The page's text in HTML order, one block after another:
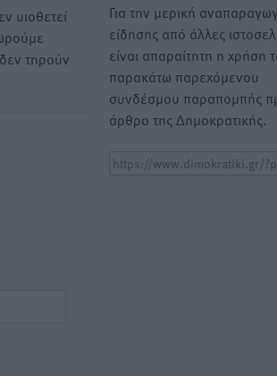
υιοθετεί
τηρούν
Για την μερική
είδησης από άλλες
είναι απαραίτητη η χρήση
παρακάτω παρεχόμενου
συνδέσμου παραπομπής
άρθρο της Δημοκρατικής.